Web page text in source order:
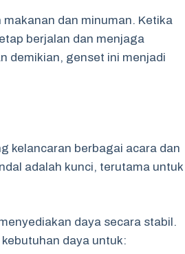
dan minuman. Ketika
berjalan dan menjaga
demikian, genset ini menjadi
kelancaran berbagai acara dan
adalah kunci, terutama untuk
daya secara stabil.
daya untuk: